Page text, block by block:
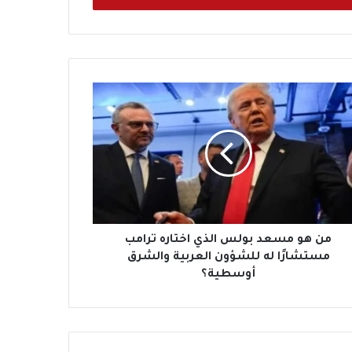
من هو مسعد بولس الذي اختاره ترامب
مستشارًا له للشؤون العربية والشرق
أوسطية؟